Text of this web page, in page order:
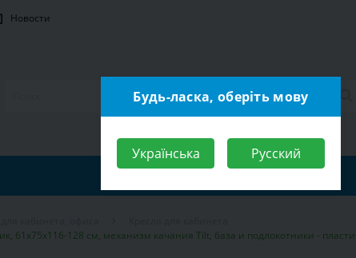
Новости
61х75х116-128 см, механизм качания Tilt, база и подлокотники -
Будь-ласка, оберіть мову
Українська Русский